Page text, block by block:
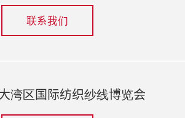
联系我们
湾区国际纺织纱线博览会